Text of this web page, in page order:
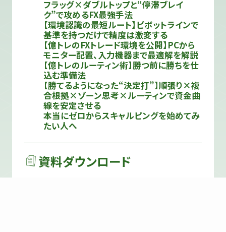
フラッグ×ダブルトップと“停滞ブレイ
ク”で攻めるFX最強手法
【環境認識の最短ルート】ピボットラインで
基準を持つだけで精度は激変する
【億トレのFXトレード環境を公開】PCから
モニター配置、入力機器まで最適解を解説
【億トレのルーティン術】勝つ前に勝ちを仕
込む準備法
【勝てるようになった“決定打”】順張り×複
合根拠×ゾーン思考×ルーティンで資金曲
線を安定させる
本当にゼロからスキャルピングを始めてみ
たい人へ
資料ダウンロード